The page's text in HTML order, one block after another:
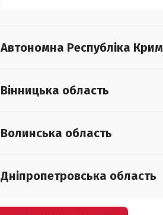
Автономна Республіка Крим
Вінницька область
Волинська область
Дніпропетровська область